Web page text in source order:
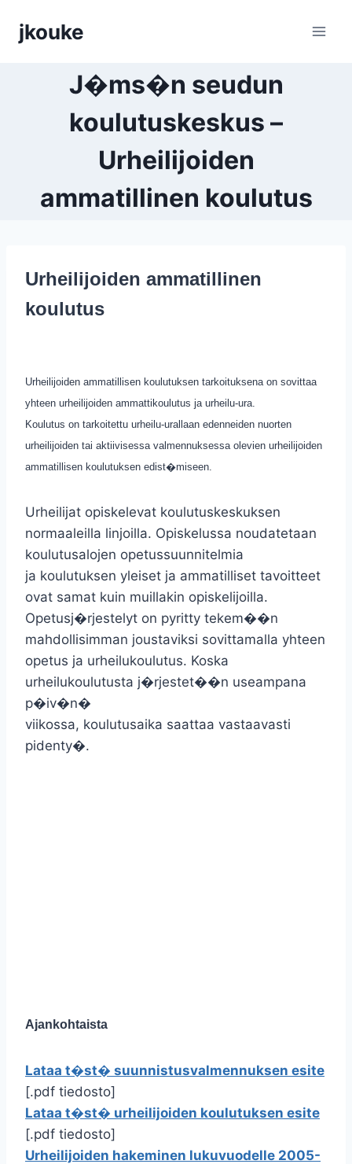
sisältöön
jkouke
J�ms�n seudun
koulutuskeskus –
Urheilijoiden
ammatillinen koulutus
Urheilijoiden ammatillinen
koulutus
Urheilijoiden ammatillisen koulutuksen tarkoituksena on sovittaa
yhteen urheilijoiden ammattikoulutus ja urheilu-ura.
Koulutus on tarkoitettu urheilu-urallaan edenneiden nuorten
urheilijoiden tai aktiivisessa valmennuksessa olevien urheilijoiden
ammatillisen koulutuksen edist�miseen.
Urheilijat opiskelevat koulutuskeskuksen
normaaleilla linjoilla. Opiskelussa noudatetaan
koulutusalojen opetussuunnitelmia
ja koulutuksen yleiset ja ammatilliset tavoitteet
ovat samat kuin muillakin opiskelijoilla.
Opetusj�rjestelyt on pyritty tekem��n
mahdollisimman joustaviksi sovittamalla yhteen
opetus ja urheilukoulutus. Koska
urheilukoulutusta j�rjestet��n useampana
p�iv�n�
viikossa, koulutusaika saattaa vastaavasti
pidenty�.
Ajankohtaista
Lataa t�st� suunnistusvalmennuksen esite
[.pdf tiedosto]
Lataa t�st� urheilijoiden koulutuksen esite
[.pdf tiedosto]
Urheilijoiden hakeminen lukuvuodelle 2005-